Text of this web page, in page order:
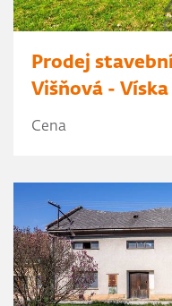
Prodej
Višňová - Víska
Cena